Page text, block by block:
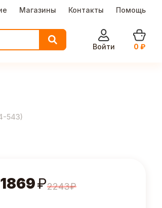
Магазины Контакты Помощь
Войти
0 ₽
543)
1869₽2243₽